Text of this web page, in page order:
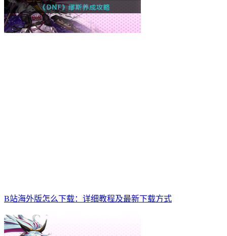
B站海外版怎么下载：详细教程及最新下载方式